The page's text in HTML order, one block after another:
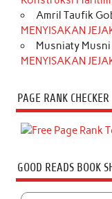
Amril Taufik
MENYISAKAN
Musniaty Musni
MENYISAKAN
PAGE RANK CHECKER
GOOD READS BOOK